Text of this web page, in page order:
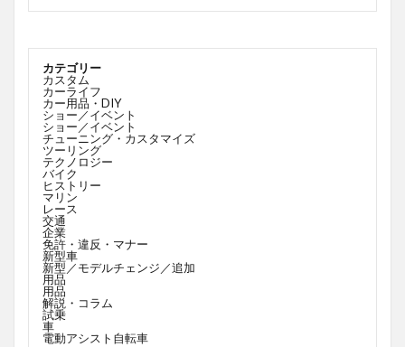
カテゴリー
カスタム
カーライフ
カー用品・DIY
ショー／イベント
ショー／イベント
チューニング・カスタマイズ
ツーリング
テクノロジー
バイク
ヒストリー
マリン
レース
交通
企業
免許・違反・マナー
新型車
新型／モデルチェンジ／追加
用品
用品
解説・コラム
試乗
車
電動アシスト自転車